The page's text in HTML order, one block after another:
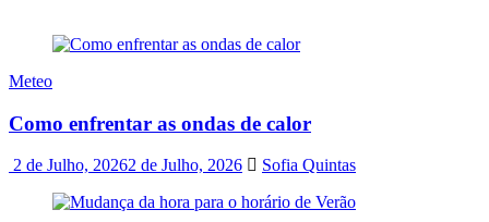
Meteo
Como enfrentar as ondas de calor
2 de Julho, 20262 de Julho, 2026 Sofia Quintas